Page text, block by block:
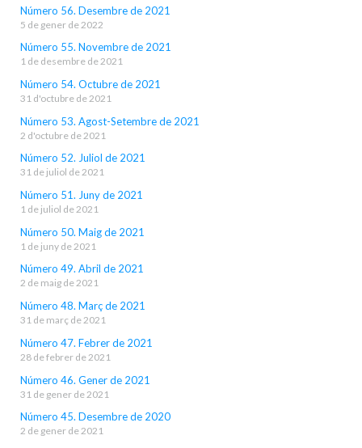
Número 56. Desembre de 2021
5 de gener de 2022
Número 55. Novembre de 2021
1 de desembre de 2021
Número 54. Octubre de 2021
31 d'octubre de 2021
Número 53. Agost-Setembre de 2021
2 d'octubre de 2021
Número 52. Juliol de 2021
31 de juliol de 2021
Número 51. Juny de 2021
1 de juliol de 2021
Número 50. Maig de 2021
1 de juny de 2021
Número 49. Abril de 2021
2 de maig de 2021
Número 48. Març de 2021
31 de març de 2021
Número 47. Febrer de 2021
28 de febrer de 2021
Número 46. Gener de 2021
31 de gener de 2021
Número 45. Desembre de 2020
2 de gener de 2021